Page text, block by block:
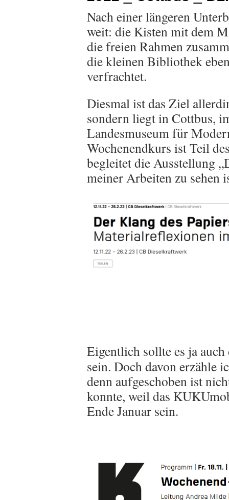
Nach einer längeren
weit: die Kisten mit dem
die freien Rahmen
die kleinen Bibliothek
verfrachtet.
Diesmal ist das Ziel
sondern liegt in Cottbus,
Landesmuseum für
Wochenendkurs ist Teil
begleitet die Ausstellung
meiner Arbeiten zu sehen
Eigentlich sollte es ja
sein. Doch davon erzähle
denn aufgeschoben ist
konnte, weil das
Ende Januar sein.